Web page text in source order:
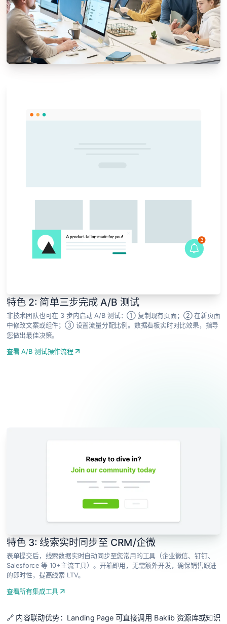
特色 2: 简单三步完成 A/B 测试
非技术团队也可在 3 步内启动 A/B 测试：① 复制现有页面；② 在新页面
中修改文案或组件；③ 设置流量分配比例。数据看板实时对比效果，指导
您做出最佳决策。
查看 A/B 测试操作流程
特色 3: 线索实时同步至 CRM/企微
表单提交后，线索数据实时自动同步至您常用的工具（企业微信、钉钉、
Salesforce 等 10+主流工具）。开箱即用，无需额外开发，确保销售跟进
的即时性，提高线索 LTV。
查看所有集成工具
🔗 内容联动优势：Landing Page 可直接调用 Baklib 资源库或知识